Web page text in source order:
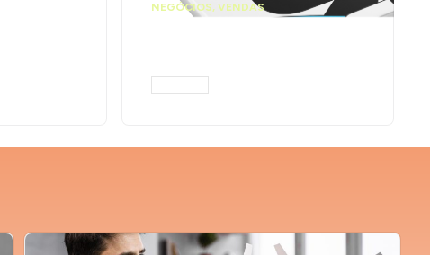
NEGÓCIOS, VENDAS
Faça ações para